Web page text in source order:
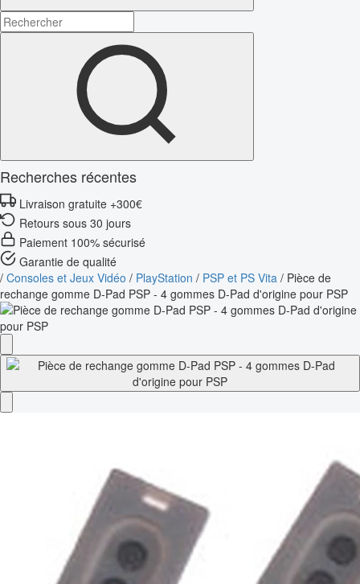
Recherches récentes
Livraison gratuite +300€
Retours sous 30 jours
Paiement 100% sécurisé
Garantie de qualité
/ Consoles et Jeux Vidéo / PlayStation / PSP et PS Vita / Pièce de
rechange gomme D-Pad PSP - 4 gommes D-Pad d'origine pour PSP